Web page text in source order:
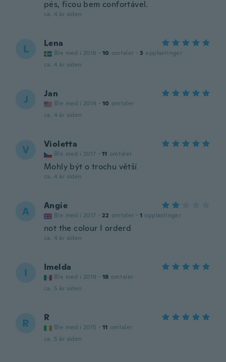
pés, ficou bem confortável.
ca. 4 år siden
L Lena
Ble med i 2016 · 10 omtaler · 3 opplastinger
ca. 4 år siden
J Jan
Ble med i 2014 · 10 omtaler
ca. 4 år siden
V Violetta
Ble med i 2017 · 11 omtaler
Mohly být o trochu větší
ca. 4 år siden
A Angie
Ble med i 2017 · 22 omtaler · 1 opplastinger
not the colour I orderd
ca. 4 år siden
I Imelda
Ble med i 2019 · 18 omtaler
ca. 5 år siden
R R
Ble med i 2015 · 11 omtaler
ca. 5 år siden